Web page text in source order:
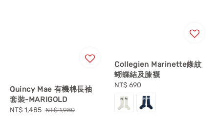
Quincy Mae 有機棉長袖
套裝-MARIGOLD
Sale
NT$ 1,485 Regular
NT$ 1,980
Collegien Marinette條紋
蝴蝶結及膝襪
Regular
price
NT$ 690